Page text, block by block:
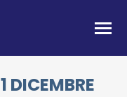
DICEMBRE